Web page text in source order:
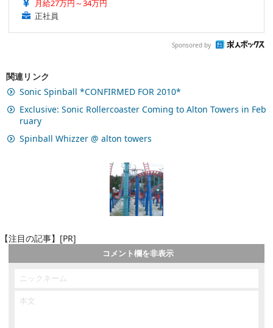
月給27万円～34万円
正社員
Sponsored by
関連リンク
Sonic Spinball *CONFIRMED FOR 2010*
Exclusive: Sonic Rollercoaster Coming to Alton Towers in Feb
ruary
Spinball Whizzer @ alton towers
【注目の記事】[PR]
コメント欄を非表示